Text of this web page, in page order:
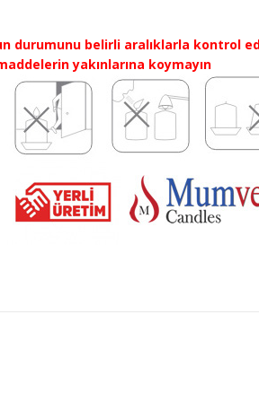
durumunu belirli aralıklarla kontrol
yakınlarına koymayın